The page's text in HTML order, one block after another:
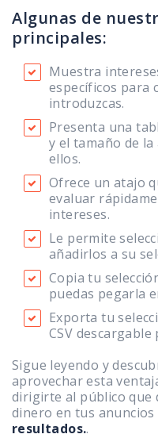
Algunas de
principales:
Muestra
específicos para
introduzcas.
Presenta una
y el tamaño de
ellos.
Ofrece un atajo
evaluar
intereses.
Le permite
añadirlos a su
Copia tu
puedas pegarla
Exporta tu
CSV
Sigue leyendo y
aprovechar esta
dirigirte al público que
dinero en tus anuncios
resultados..